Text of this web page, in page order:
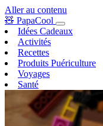
Aller au contenu
🧸 PapaCool
Idées Cadeaux
Activités
Recettes
Produits Puériculture
Voyages
Santé